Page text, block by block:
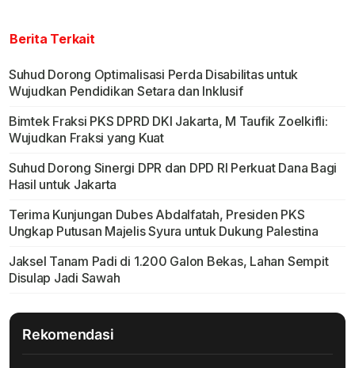
Berita Terkait
Suhud Dorong Optimalisasi Perda Disabilitas untuk
Wujudkan Pendidikan Setara dan Inklusif
Bimtek Fraksi PKS DPRD DKI Jakarta, M Taufik Zoelkifli:
Wujudkan Fraksi yang Kuat
Suhud Dorong Sinergi DPR dan DPD RI Perkuat Dana Bagi
Hasil untuk Jakarta
Terima Kunjungan Dubes Abdalfatah, Presiden PKS
Ungkap Putusan Majelis Syura untuk Dukung Palestina
Jaksel Tanam Padi di 1.200 Galon Bekas, Lahan Sempit
Disulap Jadi Sawah
Rekomendasi